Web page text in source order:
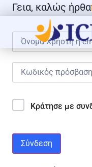
Γεια, καλώς
Κράτησε με
Σύνδεση